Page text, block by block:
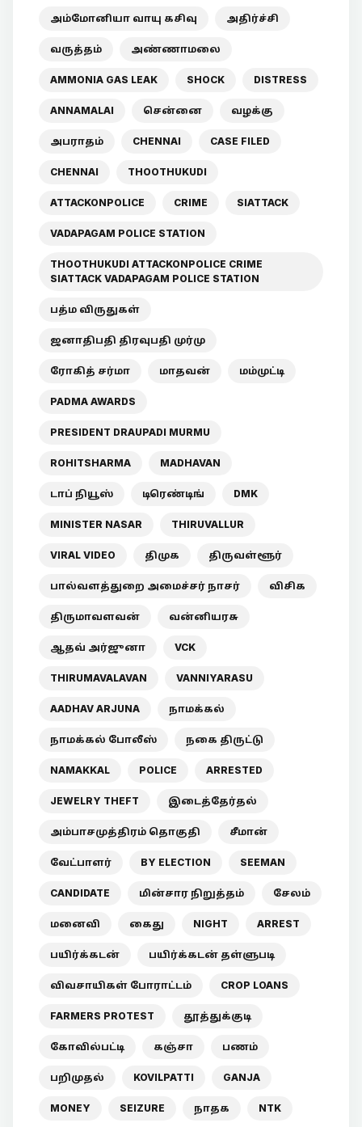
அம்மோனியா வாயு கசிவு அதிர்ச்சி
வருத்தம் அண்ணாமலை
AMMONIA GAS LEAK SHOCK DISTRESS
ANNAMALAI சென்னை வழக்கு
அபராதம் CHENNAI CASE FILED
CHENNAI THOOTHUKUDI
ATTACKONPOLICE CRIME SIATTACK
VADAPAGAM POLICE STATION
THOOTHUKUDI ATTACKONPOLICE CRIME
SIATTACK VADAPAGAM POLICE STATION
பத்ம விருதுகள்
ஜனாதிபதி திரவுபதி முர்மு
ரோகித் சர்மா மாதவன் மம்முட்டி
PADMA AWARDS
PRESIDENT DRAUPADI MURMU
ROHITSHARMA MADHAVAN
டாப் நியூஸ் டிரெண்டிங் DMK
MINISTER NASAR THIRUVALLUR
VIRAL VIDEO திமுக திருவள்ளூர்
பால்வளத்துறை அமைச்சர் நாசர் விசிக
திருமாவளவன் வன்னியரசு
ஆதவ் அர்ஜுனா VCK
THIRUMAVALAVAN VANNIYARASU
AADHAV ARJUNA நாமக்கல்
நாமக்கல் போலீஸ் நகை திருட்டு
NAMAKKAL POLICE ARRESTED
JEWELRY THEFT இடைத்தேர்தல்
அம்பாசமுத்திரம் தொகுதி சீமான்
வேட்பாளர் BY ELECTION SEEMAN
CANDIDATE மின்சார நிறுத்தம் சேலம்
மனைவி கைது NIGHT ARREST
பயிர்க்கடன் பயிர்க்கடன் தள்ளுபடி
விவசாயிகள் போராட்டம் CROP LOANS
FARMERS PROTEST தூத்துக்குடி
கோவில்பட்டி கஞ்சா பணம்
பறிமுதல் KOVILPATTI GANJA
MONEY SEIZURE நாதக NTK